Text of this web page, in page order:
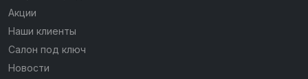
Акции
Наши клиенты
Салон под ключ
Новости